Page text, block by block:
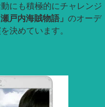
にも積極的にチャレンジ
瀬戸内海賊物語」 のオーデ
決めています。